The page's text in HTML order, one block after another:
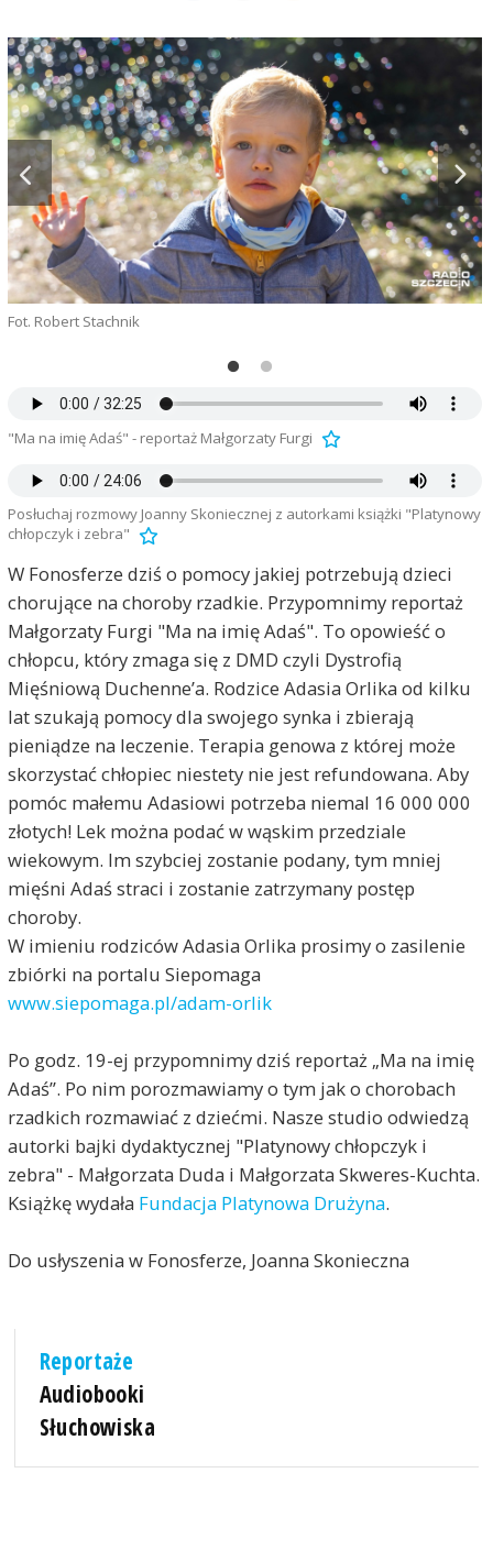
Fot. Robert Stachnik
"Ma na imię Adaś" - reportaż Małgorzaty Furgi
Posłuchaj rozmowy Joanny Skoniecznej z autorkami książki "Platynowy
chłopczyk i zebra"
W Fonosferze dziś o pomocy jakiej potrzebują dzieci
chorujące na choroby rzadkie. Przypomnimy reportaż
Małgorzaty Furgi "Ma na imię Adaś". To opowieść o
chłopcu, który zmaga się z DMD czyli Dystrofią
Mięśniową Duchenne’a. Rodzice Adasia Orlika od kilku
lat szukają pomocy dla swojego synka i zbierają
pieniądze na leczenie. Terapia genowa z której może
skorzystać chłopiec niestety nie jest refundowana. Aby
pomóc małemu Adasiowi potrzeba niemal 16 000 000
złotych! Lek można podać w wąskim przedziale
wiekowym. Im szybciej zostanie podany, tym mniej
mięśni Adaś straci i zostanie zatrzymany postęp
choroby.
W imieniu rodziców Adasia Orlika prosimy o zasilenie
zbiórki na portalu Siepomaga
www.siepomaga.pl/adam-orlik
Po godz. 19-ej przypomnimy dziś reportaż „Ma na imię
Adaś”. Po nim porozmawiamy o tym jak o chorobach
rzadkich rozmawiać z dziećmi. Nasze studio odwiedzą
autorki bajki dydaktycznej "Platynowy chłopczyk i
zebra" - Małgorzata Duda i Małgorzata Skweres-Kuchta.
Książkę wydała Fundacja Platynowa Drużyna.
Do usłyszenia w Fonosferze, Joanna Skonieczna
Reportaże
Audiobooki
Słuchowiska